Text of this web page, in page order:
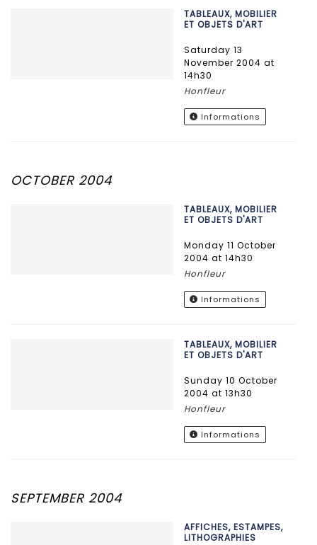
TABLEAUX, MOBILIER
ET OBJETS D'ART
Saturday 13
November 2004 at
14h30
Honfleur
Informations
OCTOBER 2004
TABLEAUX, MOBILIER
ET OBJETS D'ART
Monday 11 October
2004 at 14h30
Honfleur
Informations
TABLEAUX, MOBILIER
ET OBJETS D'ART
Sunday 10 October
2004 at 13h30
Honfleur
Informations
SEPTEMBER 2004
AFFICHES, ESTAMPES,
LITHOGRAPHIES